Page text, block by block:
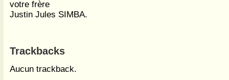
votre frère
Justin Jules SIMBA.
Trackbacks
Aucun trackback.